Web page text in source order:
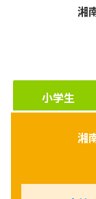
湘
小学生
湘